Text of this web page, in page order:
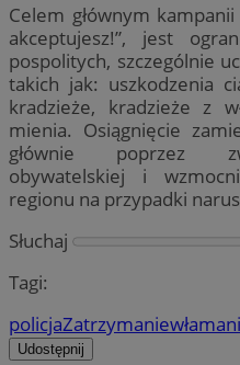
Celem głównym
akceptujesz!”, jest
pospolitych, szczególnie
takich jak: uszkodzenia
kradzieże, kradzieże z
mienia. Osiągnięcie
głównie poprzez
obywatelskiej i
regionu na przypadki
Słuchaj
Tagi:
policjaZatrzymanie
Udostępnij